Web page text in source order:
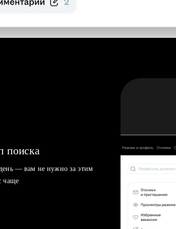
поиска
— вам не нужно за этим
чаще